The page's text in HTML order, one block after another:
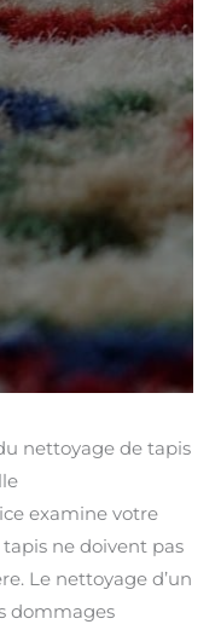
nettoyage de tapis
examine votre
ne doivent pas
Le nettoyage d’un
dommages